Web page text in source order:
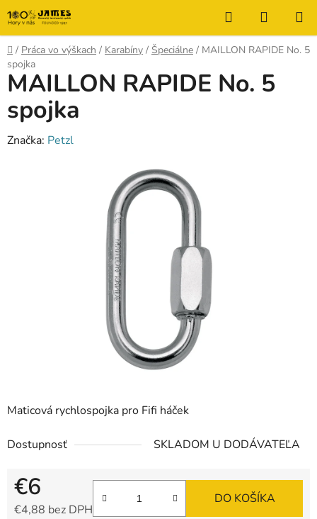
Prejsť
na
obsah
Hľadať
KOŠÍK
Domov
/ Práca vo výškach / Karabíny / Špeciálne / MAILLON RAPIDE No. 5
spojka
Maticová rychlospojka pro Fifi háček
Dostupnosť SKLADOM U DODÁVATEĽA
€6
€4,88 bez DPH
DO KOŠÍKA
MAILLON RAPIDE No. 5
spojka
Značka: Petzl